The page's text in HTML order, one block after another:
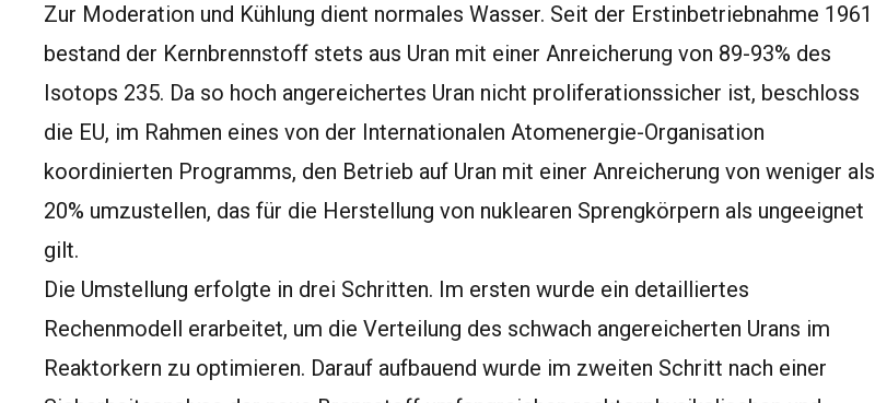
Zur Moderation und Kühlung dient normales Wasser. Seit der Erstinbetriebnahme 1961
bestand der Kernbrennstoff stets aus Uran mit einer Anreicherung von 89-93% des
Isotops 235. Da so hoch angereichertes Uran nicht proliferationssicher ist, beschloss
die EU, im Rahmen eines von der Internationalen Atomenergie-Organisation
koordinierten Programms, den Betrieb auf Uran mit einer Anreicherung von weniger als
20% umzustellen, das für die Herstellung von nuklearen Sprengkörpern als ungeeignet
gilt.
Die Umstellung erfolgte in drei Schritten. Im ersten wurde ein detailliertes
Rechenmodell erarbeitet, um die Verteilung des schwach angereicherten Urans im
Reaktorkern zu optimieren. Darauf aufbauend wurde im zweiten Schritt nach einer